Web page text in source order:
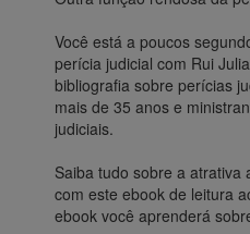
Você está a poucos
perícia judicial com Rui
bibliografia sobre perícias
mais de 35 anos e
judiciais.
Saiba tudo sobre a atrativa
com este ebook de leitura
ebook você aprenderá